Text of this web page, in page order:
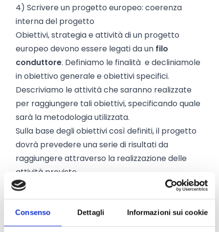
Consenso Dettagli Informazioni sui cookie
4) Scrivere un progetto europeo: coerenza
interna del progetto
Obiettivi, strategia e attività di un progetto
europeo devono essere legati da un filo
conduttore. Definiamo le finalità e decliniamole
in obiettivo generale e obiettivi specifici.
Descriviamo le attività che saranno realizzate
per raggiungere tali obiettivi, specificando quale
sarà la metodologia utilizzata.
Sulla base degli obiettivi così definiti, il progetto
dovrà prevedere una serie di risultati da
raggiungere attraverso la realizzazione delle
attività previste.
5) Coerenza tra progetto e programma di
finanziamento
Obiettivi, attività e risultati del progetto devono
dimostrare di esserein lineacon le priorità di